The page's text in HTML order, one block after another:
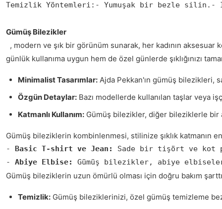
Temizlik Yöntemleri:- Yumuşak bir bezle silin.-
Gümüş Bilezikler
, modern ve şık bir görünüm sunarak, her kadının aksesuar
günlük kullanıma uygun hem de özel günlerde şıklığınızı
Minimalist Tasarımlar: Ajda Pekkan'ın gümüş bilezikleri,
Özgün Detaylar: Bazı modellerde kullanılan taşlar veya
Katmanlı Kullanım: Gümüş bilezikler, diğer bileziklerle bir
Gümüş bileziklerin kombinlenmesi, stilinize şıklık katmanın
- Basic T-shirt ve Jean:
Sade bir tişört ve kot
- Abiye Elbise: Gümüş bilezikler, abiye
Gümüş bileziklerin uzun ömürlü olması için doğru bakım
Temizlik: Gümüş bileziklerinizi, özel gümüş temizleme